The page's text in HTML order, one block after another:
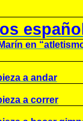
en
a andar
a correr